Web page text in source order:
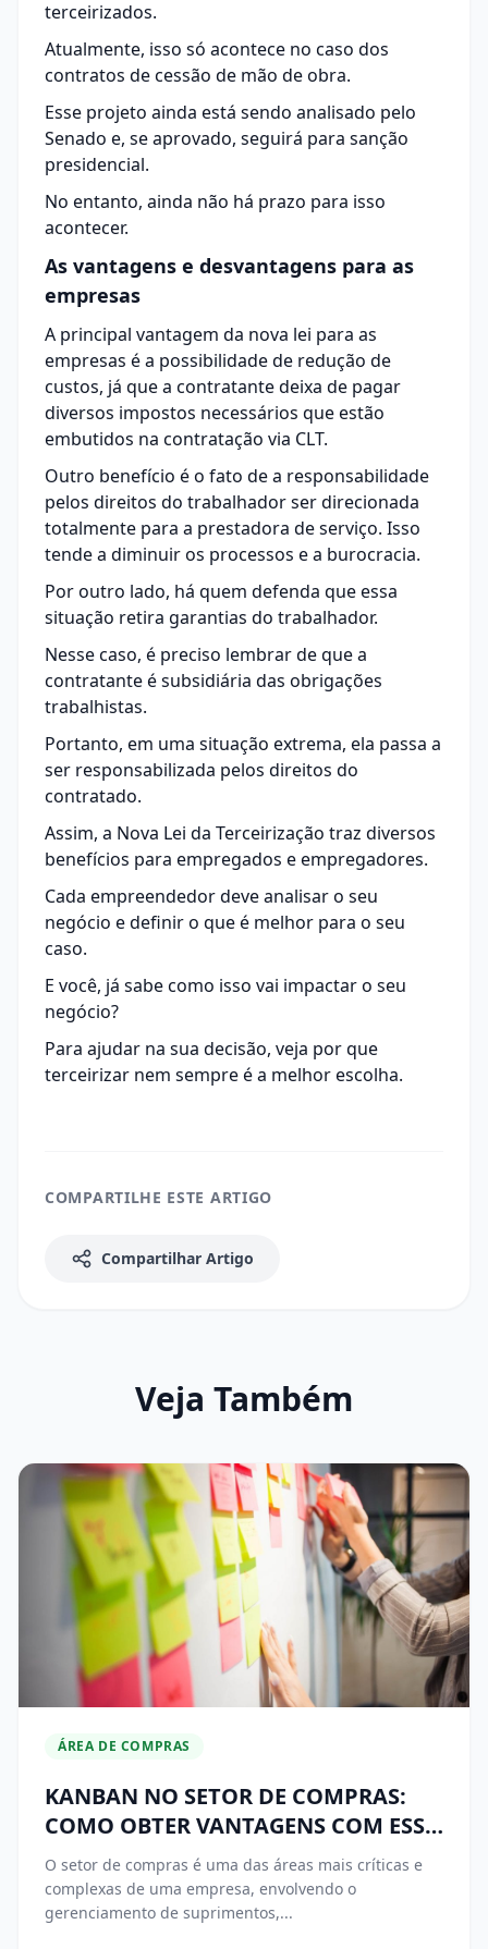
terceirizados.
Atualmente, isso só acontece no caso dos
contratos de cessão de mão de obra.
Esse projeto ainda está sendo analisado pelo
Senado e, se aprovado, seguirá para sanção
presidencial.
No entanto, ainda não há prazo para isso
acontecer.
As vantagens e desvantagens para as
empresas
A principal vantagem da nova lei para as
empresas é a possibilidade de redução de
custos, já que a contratante deixa de pagar
diversos impostos necessários que estão
embutidos na contratação via CLT.
Outro benefício é o fato de a responsabilidade
pelos direitos do trabalhador ser direcionada
totalmente para a prestadora de serviço. Isso
tende a diminuir os processos e a burocracia.
Por outro lado, há quem defenda que essa
situação retira garantias do trabalhador.
Nesse caso, é preciso lembrar de que a
contratante é subsidiária das obrigações
trabalhistas.
Portanto, em uma situação extrema, ela passa a
ser responsabilizada pelos direitos do
contratado.
Assim, a Nova Lei da Terceirização traz diversos
benefícios para empregados e empregadores.
Cada empreendedor deve analisar o seu
negócio e definir o que é melhor para o seu
caso.
E você, já sabe como isso vai impactar o seu
negócio?
Para ajudar na sua decisão, veja por que
terceirizar nem sempre é a melhor escolha.
COMPARTILHE ESTE ARTIGO
Compartilhar Artigo
Veja Também
ÁREA DE COMPRAS
KANBAN NO SETOR DE COMPRAS:
COMO OBTER VANTAGENS COM ESSA
TÉCNICA
O setor de compras é uma das áreas mais críticas e
complexas de uma empresa, envolvendo o
gerenciamento de suprimentos,...